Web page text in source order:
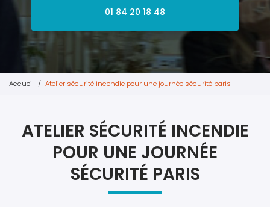
01 84 20 18 48
Accueil Atelier sécurité incendie pour une journée sécurité paris
ATELIER SÉCURITÉ INCENDIE
POUR UNE JOURNÉE
SÉCURITÉ PARIS